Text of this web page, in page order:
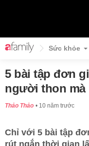
Sức khỏe
5 bài tập đơn
người thon mà
Thảo Thảo 10 năm trước
Chỉ với 5 bài tập